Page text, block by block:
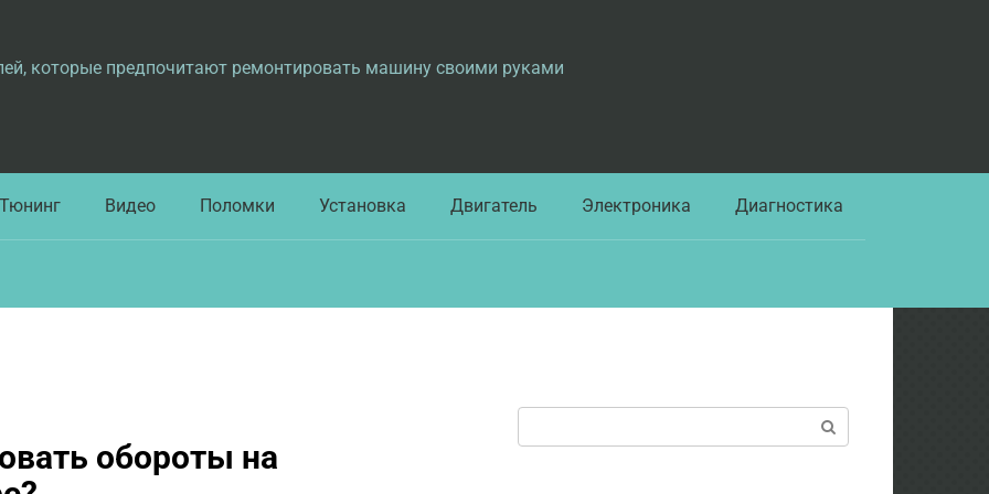
которые предпочитают ремонтировать машину своими руками
Тюнинг Видео Поломки Установка Двигатель Электроника Диагностика
обороты на